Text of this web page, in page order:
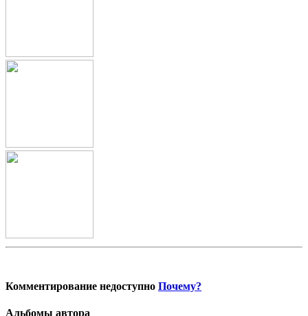
Комментирование недоступно Почему?
Альбомы автора